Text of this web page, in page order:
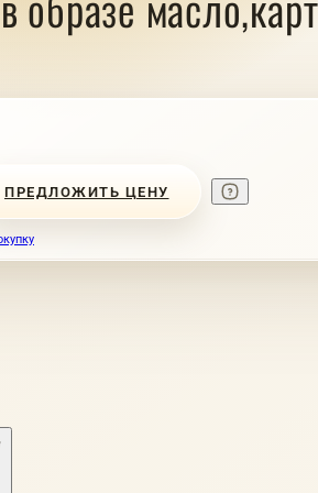
ПРЕДЛОЖИТЬ ЦЕНУ